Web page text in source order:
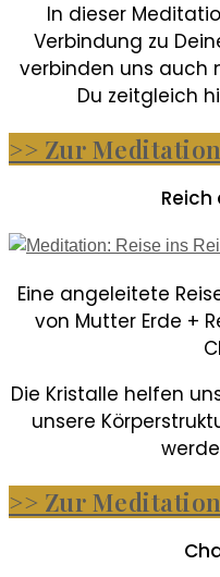
In dieser
Verbindung zu
verbinden uns auch
Du zeitgleich
>> Zur
Reich
Eine angeleitete
von Mutter Erde +
Die Kristalle helfen
unsere
>> Zur